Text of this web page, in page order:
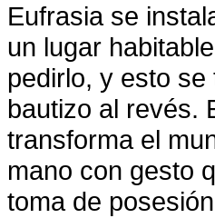
Eufrasia se
un lugar
pedirlo, y esto
bautizo al revés.
transforma el
mano con gesto
toma de